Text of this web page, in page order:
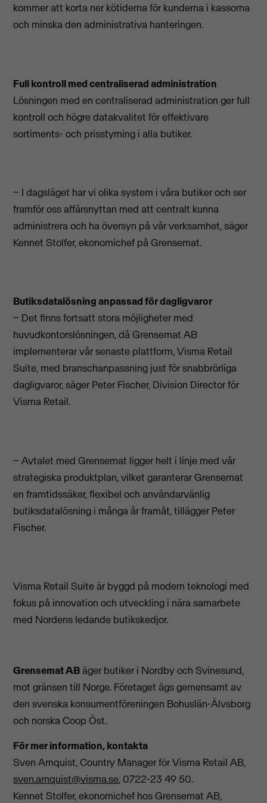
kommer att korta ner kötiderna för kunderna i kassorna
och minska den administrativa hanteringen.
Full kontroll med centraliserad administration
Lösningen med en centraliserad administration ger full
kontroll och högre datakvalitet för effektivare
sortiments- och prisstyrning i alla butiker.
− I dagsläget har vi olika system i våra butiker och ser
framför oss affärsnyttan med att centralt kunna
administrera och ha översyn på vår verksamhet, säger
Kennet Stolfer, ekonomichef på Grensemat.
Butiksdatalösning anpassad för dagligvaror
− Det finns fortsatt stora möjligheter med
huvudkontorslösningen, då Grensemat AB
implementerar vår senaste plattform, Visma Retail
Suite, med branschanpassning just för snabbrörliga
dagligvaror, säger Peter Fischer, Division Director för
Visma Retail.
− Avtalet med Grensemat ligger helt i linje med vår
strategiska produktplan, vilket garanterar Grensemat
en framtidssäker, flexibel och användarvänlig
butiksdatalösning i många år framåt, tillägger Peter
Fischer.
Visma Retail Suite är byggd på modern teknologi med
fokus på innovation och utveckling i nära samarbete
med Nordens ledande butikskedjor.
Grensemat ABäger butiker i Nordby och Svinesund,
mot gränsen till Norge. Företaget ägs gemensamt av
den svenska konsumentföreningen Bohuslän-Älvsborg
och norska Coop Öst.
För mer information, kontakta
Sven Arnquist, Country Manager för Visma Retail AB,
sven.arnquist@visma.se, 0722-23 49 50.
Kennet Stolfer, ekonomichef hos Grensemat AB,